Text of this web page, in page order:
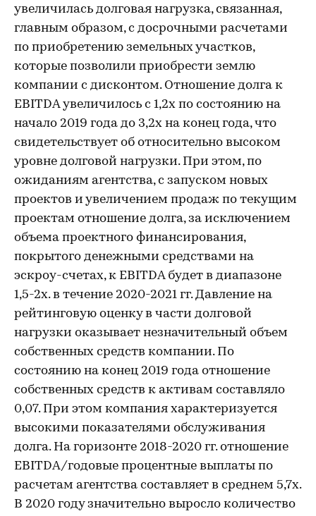
увеличилась долговая нагрузка, связанная,
главным образом, с досрочными расчетами
по приобретению земельных участков,
которые позволили приобрести землю
компании с дисконтом. Отношение долга к
EBITDA увеличилось с 1,2х по состоянию на
начало 2019 года до 3,2х на конец года, что
свидетельствует об относительно высоком
уровне долговой нагрузки. При этом, по
ожиданиям агентства, с запуском новых
проектов и увеличением продаж по текущим
проектам отношение долга, за исключением
объема проектного финансирования,
покрытого денежными средствами на
эскроу-счетах, к EBITDA будет в диапазоне
1,5-2х. в течение 2020-2021 гг. Давление на
рейтинговую оценку в части долговой
нагрузки оказывает незначительный объем
собственных средств компании. По
состоянию на конец 2019 года отношение
собственных средств к активам составляло
0,07. При этом компания характеризуется
высокими показателями обслуживания
долга. На горизонте 2018-2020 гг. отношение
EBITDA/годовые процентные выплаты по
расчетам агентства составляет в среднем 5,7х.
В 2020 году значительно выросло количество